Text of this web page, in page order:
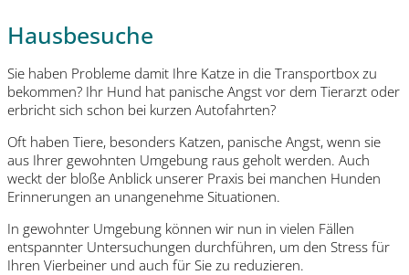
Hausbesuche
Sie haben Probleme damit Ihre Katze in die Transportbox zu
bekommen? Ihr Hund hat panische Angst vor dem Tierarzt oder
erbricht sich schon bei kurzen Autofahrten?
Oft haben Tiere, besonders Katzen, panische Angst, wenn sie
aus Ihrer gewohnten Umgebung raus geholt werden. Auch
weckt der bloße Anblick unserer Praxis bei manchen Hunden
Erinnerungen an unangenehme Situationen.
In gewohnter Umgebung können wir nun in vielen Fällen
entspannter Untersuchungen durchführen, um den Stress für
Ihren Vierbeiner und auch für Sie zu reduzieren.